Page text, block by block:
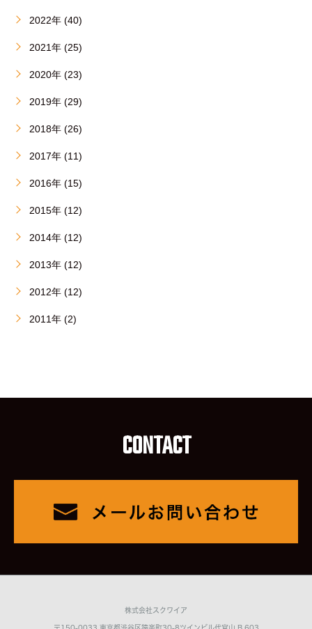
2022年 (40)
2021年 (25)
2020年 (23)
2019年 (29)
2018年 (26)
2017年 (11)
2016年 (15)
2015年 (12)
2014年 (12)
2013年 (12)
2012年 (12)
2011年 (2)
CONTACT
株式会社スクワイア